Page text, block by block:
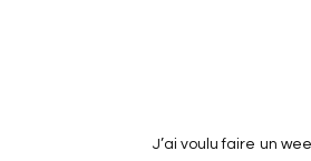
J’ai voulu faire un